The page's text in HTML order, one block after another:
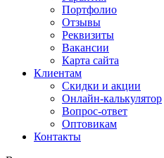
Портфолио
Отзывы
Реквизиты
Вакансии
Карта сайта
Клиентам
Скидки и акции
Онлайн-калькулятор
Вопрос-ответ
Оптовикам
Контакты